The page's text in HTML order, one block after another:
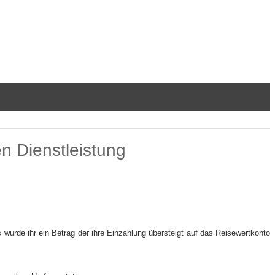
Dienstleistung
ihr ein Betrag der ihre Einzahlung übersteigt auf das Reisewertkonto